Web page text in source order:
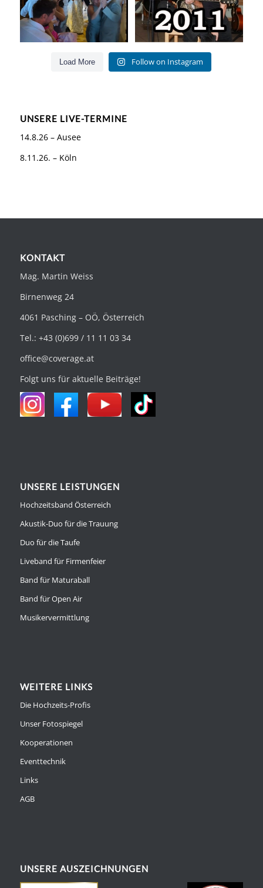
Load More Follow on Instagram
UNSERE LIVE-TERMINE
14.8.26 – Ausee
8.11.26. – Köln
KONTAKT
Mag. Martin Weiss
Birnenweg 24
4061 Pasching – OÖ, Österreich
Tel.: +43 (0)699 / 11 11 03 34
office@coverage.at
Folgt uns für aktuelle Beiträge!
UNSERE LEISTUNGEN
Hochzeitsband Österreich
Akustik-Duo für die Trauung
Duo für die Taufe
Liveband für Firmenfeier
Band für Maturaball
Band für Open Air
Musikervermittlung
WEITERE LINKS
Die Hochzeits-Profis
Unser Fotospiegel
Kooperationen
Eventtechnik
Links
AGB
UNSERE AUSZEICHNUNGEN